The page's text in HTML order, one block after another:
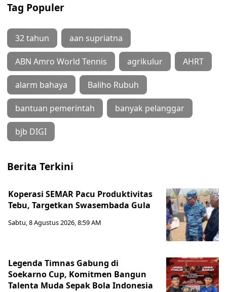
Tag Populer
32 tahun aan supriatna
ABN Amro World Tennis agrikulur AHRT
alarm bahaya Baliho Rubuh
bantuan pemerintah banyak pelanggar
bjb DIGI
Berita Terkini
Koperasi SEMAR Pacu Produktivitas
Tebu, Targetkan Swasembada Gula
Sabtu, 8 Agustus 2026, 8:59 AM
Legenda Timnas Gabung di
Soekarno Cup, Komitmen Bangun
Talenta Muda Sepak Bola Indonesia